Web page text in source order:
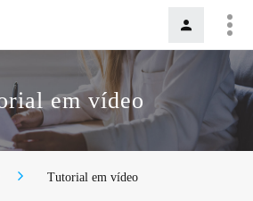
em vídeo
Tutorial em vídeo